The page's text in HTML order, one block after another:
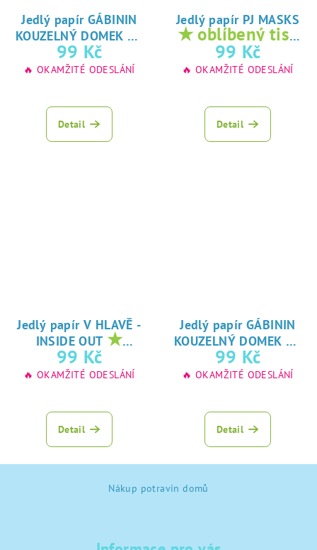
Jedlý papír GÁBININ
KOUZELNÝ DOMEK ★
oblíbený tisk na
jedlý papír
99 Kč
🔥 OKAMŽITÉ ODESLÁNÍ
Detail
Jedlý papír PJ MASKS
★ oblíbený tisk
na jedlý papír
99 Kč
🔥 OKAMŽITÉ ODESLÁNÍ
Detail
Jedlý papír V HLAVĚ -
INSIDE OUT ★
oblíbený tisk na
jedlý papír
99 Kč
🔥 OKAMŽITÉ ODESLÁNÍ
Detail
Jedlý papír GÁBININ
KOUZELNÝ DOMEK ★
oblíbený tisk na
jedlý papír
99 Kč
🔥 OKAMŽITÉ ODESLÁNÍ
Detail
Nákup potravin domů